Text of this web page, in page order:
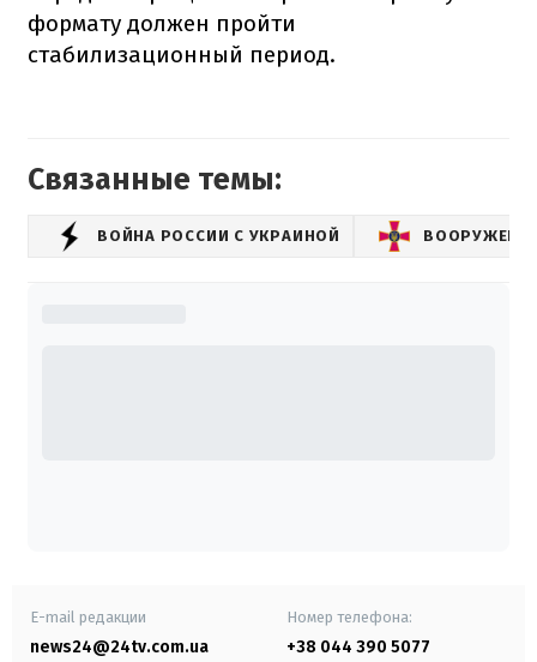
формату должен пройти
стабилизационный период.
Связанные темы:
ВОЙНА РОССИИ С УКРАИНОЙ
E-mail редакции
news24@24tv.com.ua
Номер телефона:
+38 044 390 5077